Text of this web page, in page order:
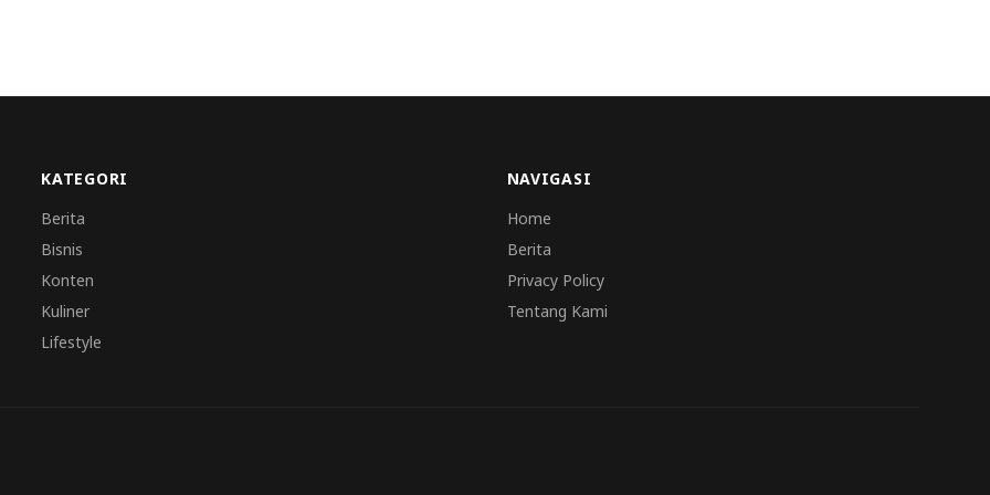
KATEGORI
Berita
Bisnis
Konten
Kuliner
Lifestyle
NAVIGASI
Home
Berita
Privacy Policy
Tentang Kami